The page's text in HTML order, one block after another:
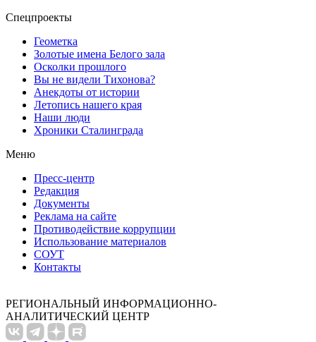
Спецпроекты
Геометка
Золотые имена Белого зала
Осколки прошлого
Вы не видели Тихонова?
Анекдоты от истории
Летопись нашего края
Наши люди
Хроники Сталинграда
Меню
Пресс-центр
Редакция
Документы
Реклама на сайте
Противодействие коррупции
Использование материалов
СОУТ
Контакты
РЕГИОНАЛЬНЫЙ ИНФОРМАЦИОННО-
АНАЛИТИЧЕСКИЙ ЦЕНТР